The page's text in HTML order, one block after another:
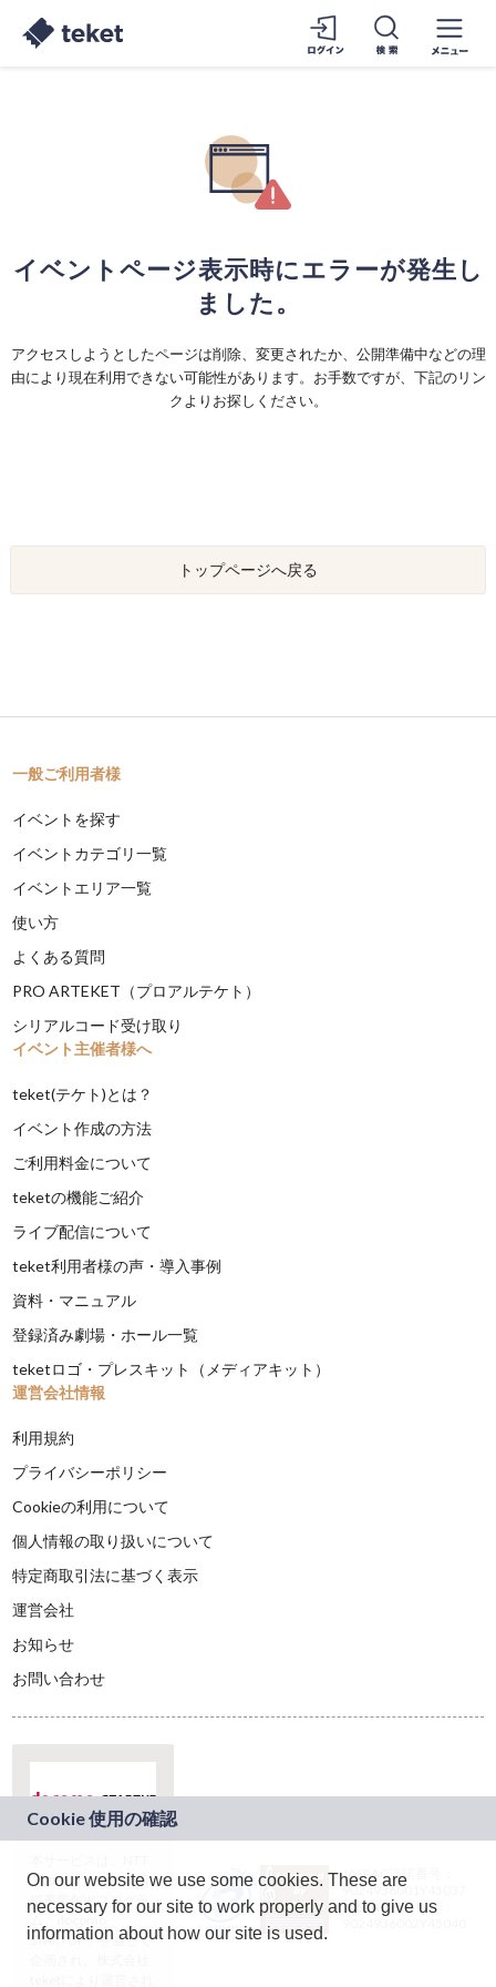
イベントページ表示時にエラーが発生し
ました。
アクセスしようとしたページは削除、変更されたか、公開準備中などの理
由により現在利用できない可能性があります。お手数ですが、下記のリン
クよりお探しください。
トップページへ戻る
一般ご利用者様
イベントを探す
イベントカテゴリ一覧
イベントエリア一覧
使い方
よくある質問
PRO ARTEKET（プロアルテケト）
シリアルコード受け取り
イベント主催者様へ
teket(テケト)とは？
イベント作成の方法
ご利用料金について
teketの機能ご紹介
ライブ配信について
teket利用者様の声・導入事例
資料・マニュアル
登録済み劇場・ホール一覧
teketロゴ・プレスキット（メディアキット）
運営会社情報
利用規約
プライバシーポリシー
Cookieの利用について
個人情報の取り扱いについて
特定商取引法に基づく表示
運営会社
お知らせ
お問い合わせ
ドコモグループの新
規事業創出プログラ
ム「docomo
STARTUP」を通じて
JASRAC許諾番号：
9024936001Y45037
JASRAC許諾番号：
On our website we use some cookies. These are
necessary for our site to work properly and to give us
information about how our site is used.